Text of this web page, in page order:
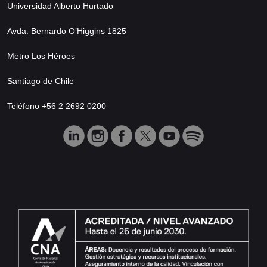
Universidad Alberto Hurtado
Avda. Bernardo O’Higgins 1825
Metro Los Héroes
Santiago de Chile
Teléfono +56 2 2692 0200